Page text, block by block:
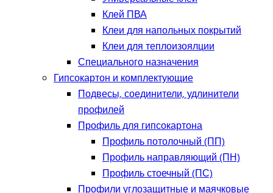
Клей ПВА
Клеи для напольных покрытий
Клеи для теплоизоялции
Специального назначения
Гипсокартон и комплектующие
Подвесы, соединители, удлинители
профилей
Профиль для гипсокартона
Профиль потолочный (ПП)
Профиль направляющий (ПН)
Профиль стоечный (ПС)